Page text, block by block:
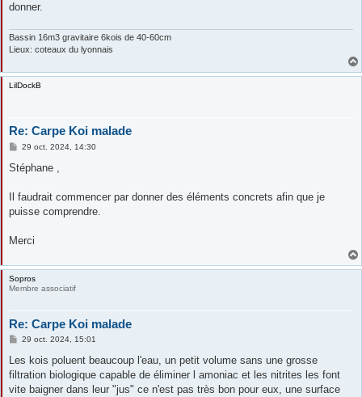
donner.
Bassin 16m3 gravitaire 6kois de 40-60cm
Lieux: coteaux du lyonnais
LilDockB
Re: Carpe Koi malade
M
s
g
29 oct. 2024, 14:30
Stéphane ,
Il faudrait commencer par donner des éléments concrets afin que je
puisse comprendre.
Merci
Sopros
Membre associatif
Re: Carpe Koi malade
M
s
a
g
29 oct. 2024, 15:01
Les kois poluent beaucoup l'eau, un petit volume sans une grosse
filtration biologique capable de éliminer l amoniac et les nitrites les font
vite baigner dans leur "jus" ce n'est pas très bon pour eux, une surface